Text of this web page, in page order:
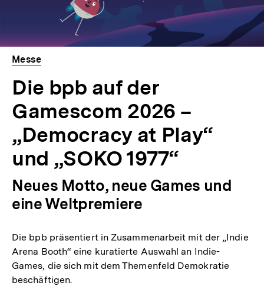
Messe
Die bpb auf der
Gamescom 2026 –
„Democracy at Play“
und „SOKO 1977“
Neues Motto, neue Games und
eine Weltpremiere
Die bpb präsentiert in Zusammenarbeit mit der „Indie
Arena Booth“ eine kuratierte Auswahl an Indie-
Games, die sich mit dem Themenfeld Demokratie
beschäftigen.